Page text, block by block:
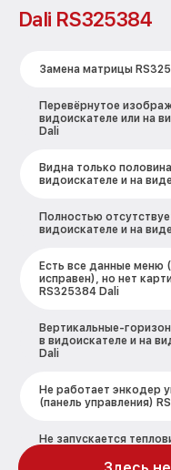
Dali RS325384
Замена матрицы
Перевёрнутое
видоискателе или на
Dali
Видна только
видоискателе и на
Полностью
видоискателе и на
Есть все данные меню
исправен), но нет
RS325384 Dali
Вертикальные-
в видоискателе и на
Dali
Не работает энкодер
(панель управления)
Не запускается